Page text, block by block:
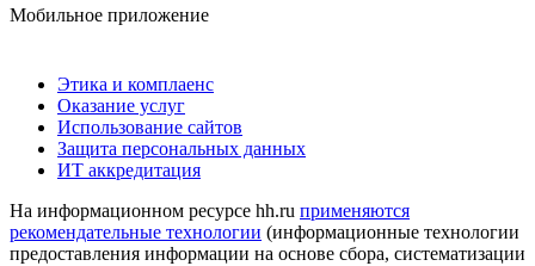
Мобильное приложение
Этика и комплаенс
Оказание услуг
Использование сайтов
Защита персональных данных
ИТ аккредитация
На информационном ресурсе hh.ru применяются
рекомендательные технологии (информационные технологии
предоставления информации на основе сбора, систематизации